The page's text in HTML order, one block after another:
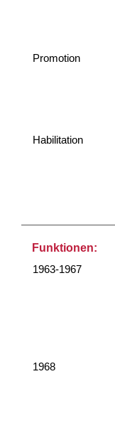
Promotion
Habilitation
Funktionen:
1963-1967
1968